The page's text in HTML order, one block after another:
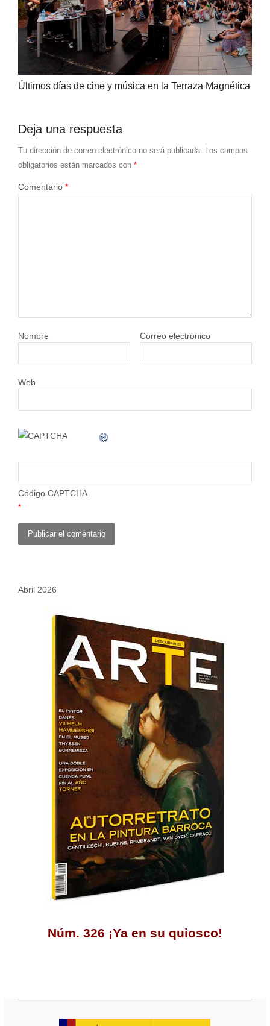
Últimos días de cine y música en la Terraza Magnética
Deja una respuesta
Tu dirección de correo electrónico no será publicada. Los campos
obligatorios están marcados con *
Comentario *
Nombre Correo electrónico
Web
Código CAPTCHA
*
Abril 2026
Núm. 326 ¡Ya en su quiosco!